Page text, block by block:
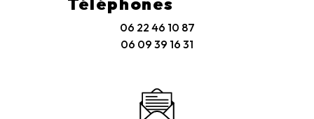
06 22 46 10 87
06 09 39 16 31